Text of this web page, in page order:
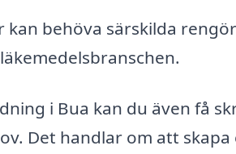
kan behöva särskilda
i Bua kan du även få
Det handlar om att